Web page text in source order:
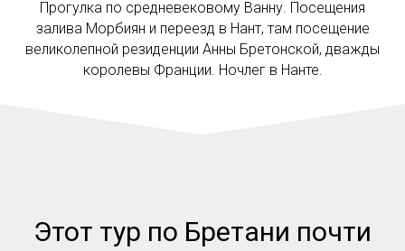
Прогулка по средневековому Ванну. Посещения
залива Морбиян и переезд в Нант, там посещение
великолепной резиденции Анны Бретонской, дважды
королевы Франции. Ночлег в Нанте.
Этот тур по Бретани почти